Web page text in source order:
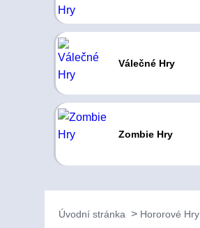
Válečné Hry
Zombie Hry
Úvodní stránka Hororové Hry